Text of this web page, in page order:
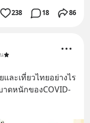
238 18 86
ละเที่ยวไทยอย่างไร
าดหนักของCOVID-